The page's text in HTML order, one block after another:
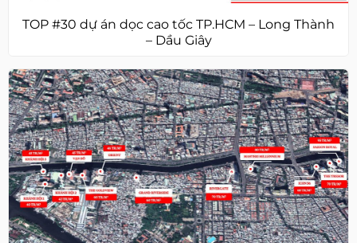
TOP #30 dự án dọc cao tốc TP.HCM – Long Thành
– Dầu Giây